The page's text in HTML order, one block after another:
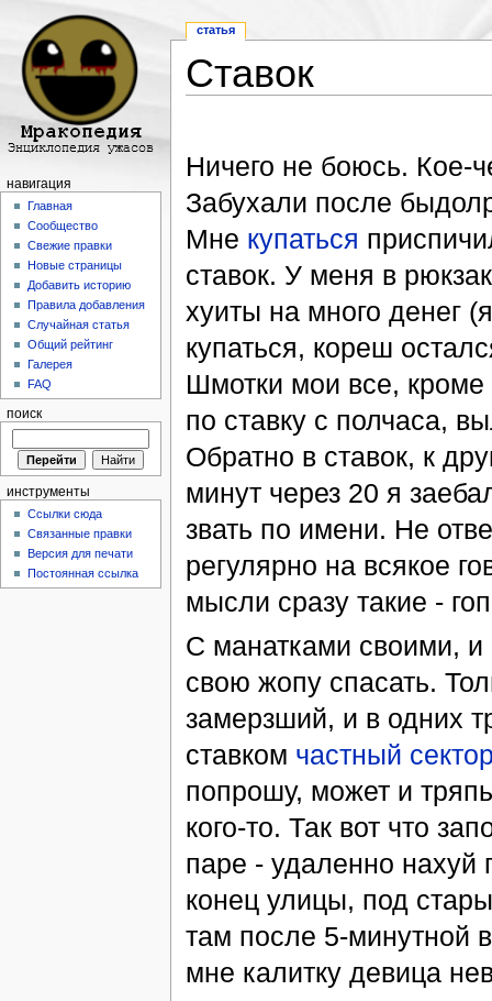
Ставок
Ничего не боюсь. Кое-
Забухали после
Мне купаться
ставок. У меня в
хуиты на много денег
купаться, кореш
Шмотки мои все, кроме
по ставку с полчаса,
Обратно в ставок, к
минут через 20 я
звать по имени. Не
регулярно на всякое
мысли сразу такие -
С манатками своими,
свою жопу спасать.
замерзший, и в одних
ставком частный
попрошу, может и
кого-то. Так вот что
паре - удаленно нахуй
конец улицы, под
там после 5-минутной
мне калитку девица
статья
навигация
Главная
Сообщество
Свежие правки
Новые страницы
Добавить историю
Правила добавления
Случайная статья
Общий рейтинг
Галерея
FAQ
поиск
инструменты
Ссылки сюда
Связанные правки
Версия для печати
Постоянная ссылка